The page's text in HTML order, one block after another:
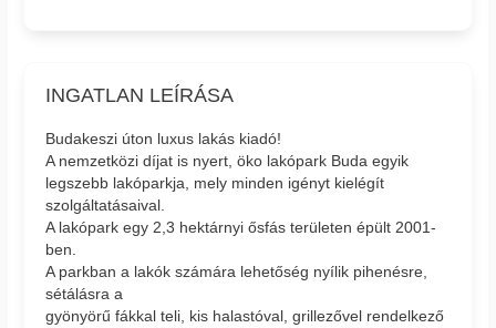
INGATLAN LEÍRÁSA
Budakeszi úton luxus lakás kiadó!
A nemzetközi díjat is nyert, öko lakópark Buda egyik
legszebb lakóparkja, mely minden igényt kielégít
szolgáltatásaival.
A lakópark egy 2,3 hektárnyi ősfás területen épült 2001-
ben.
A parkban a lakók számára lehetőség nyílik pihenésre,
sétálásra a
gyönyörű fákkal teli, kis halastóval, grillezővel rendelkező